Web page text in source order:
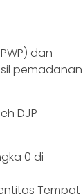
dan
pemadanan
DJP
0 di
Tempat